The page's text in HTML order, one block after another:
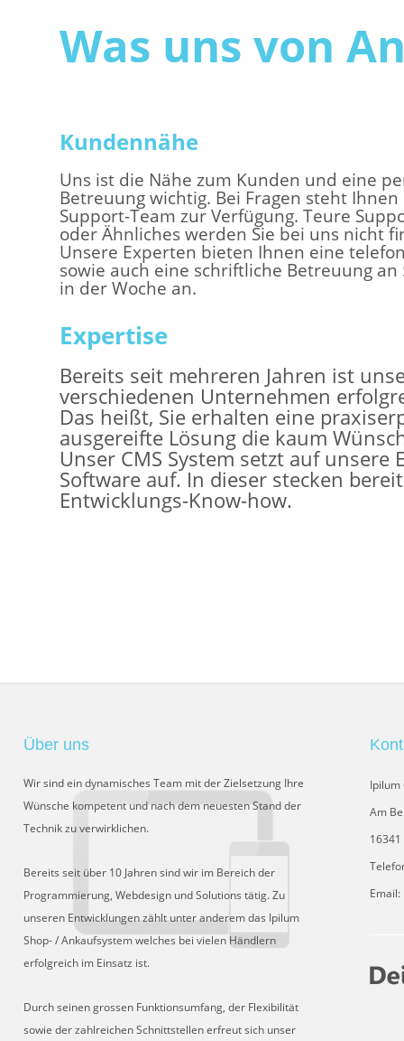
Was uns von
Kundennähe
Uns ist die Nähe zum Kunden und eine
Betreuung wichtig. Bei Fragen steht
Support-Team zur Verfügung. Teure
oder Ähnliches werden Sie bei uns nicht
Unsere Experten bieten Ihnen eine
sowie auch eine schriftliche Betreuung an
in der Woche an.
Expertise
Bereits seit mehreren Jahren ist
verschiedenen Unternehmen
Das heißt, Sie erhalten eine
ausgereifte Lösung die kaum
Unser CMS System setzt auf unsere
Software auf. In dieser stecken
Entwicklungs-Know-how.
Über uns
Wir sind ein dynamisches Team mit der Zielsetzung Ihre
Wünsche kompetent und nach dem neuesten Stand der
Technik zu verwirklichen.
Bereits seit über 10 Jahren sind wir im Bereich der
Programmierung, Webdesign und Solutions tätig. Zu
unseren Entwicklungen zählt unter anderem das Ipilum
Shop- / Ankaufsystem welches bei vielen Händlern
erfolgreich im Einsatz ist.
Durch seinen grossen Funktionsumfang, der Flexibilität
sowie der zahlreichen Schnittstellen erfreut sich unser
Ipilum
Am